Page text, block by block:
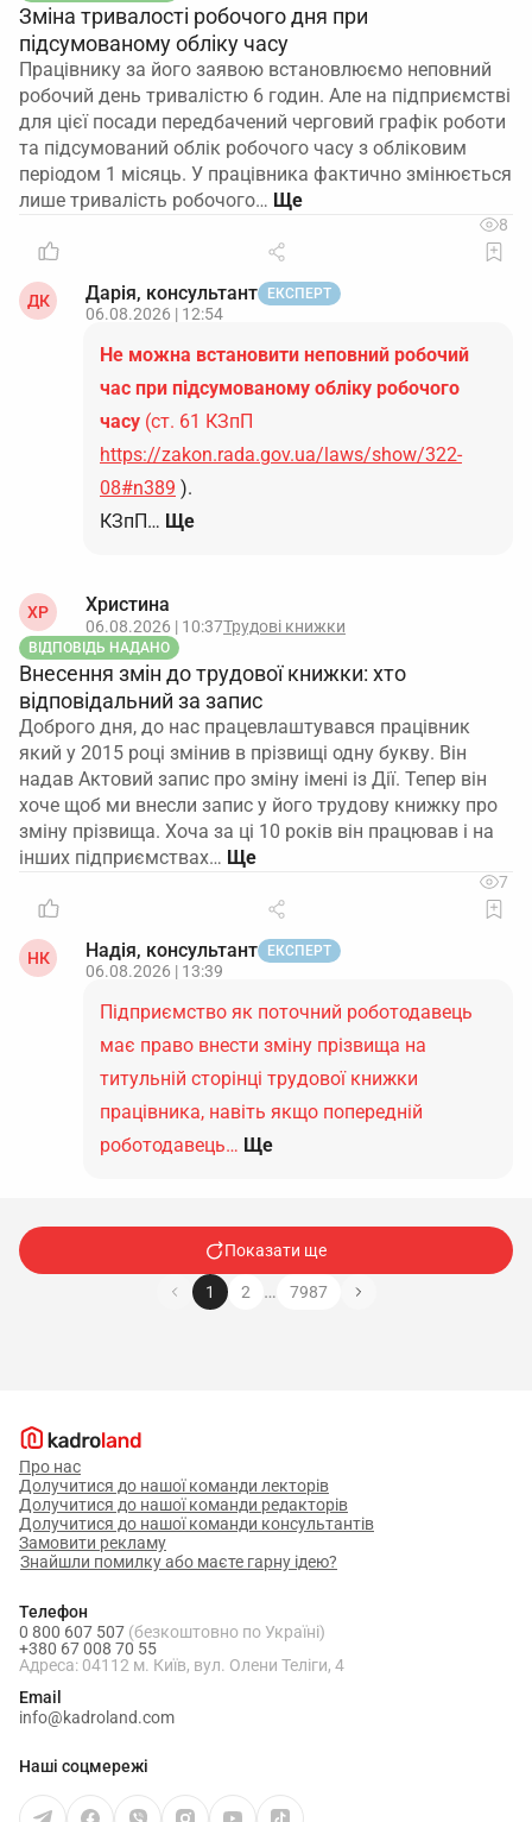
Зміна тривалості робочого дня при
підсумованому обліку часу
Працівнику за його заявою встановлюємо неповний
робочий день тривалістю 6 годин. Але на підприємстві
для цієї посади передбачений черговий графік роботи
та підсумований облік робочого часу з обліковим
періодом 1 місяць. У працівника фактично змінюється
лише тривалість робочого…
8
ДК Дарія, консультант ЕКСПЕРТ
06.08.2026 | 12:54
Не можна встановити неповний робочий
час при підсумованому обліку робочого
часу (ст. 61 КЗпП
https://zakon.rada.gov.ua/laws/show/322-
08#n389 ).
КЗпП… Ще
ХР Христина
06.08.2026 | 10:37Трудові книжки
ВІДПОВІДЬ НАДАНО
Внесення змін до трудової книжки: хто
відповідальний за запис
Доброго дня, до нас працевлаштувався працівник
який у 2015 році змінив в прізвищі одну букву. Він
надав Актовий запис про зміну імені із Дії. Тепер він
хоче щоб ми внесли запис у його трудову книжку про
зміну прізвища. Хоча за ці 10 років він працював і на
інших підприємствах…
7
НК Надія, консультант ЕКСПЕРТ
06.08.2026 | 13:39
Підприємство як поточний роботодавець
має право внести зміну прізвища на
титульній сторінці трудової книжки
працівника, навіть якщо попередній
роботодавець… Ще
Показати ще
1 2 … 7987
Про нас
Долучитися до нашої команди лекторів
Долучитися до нашої команди редакторів
Долучитися до нашої команди консультантів
Замовити рекламу
Знайшли помилку або маєте гарну ідею?
Телефон
0 800 607 507 (безкоштовно по Україні)
+380 67 008 70 55
Адреса: 04112 м. Київ, вул. Олени Теліги, 4
Email
info@kadroland.com
Наші соцмережі